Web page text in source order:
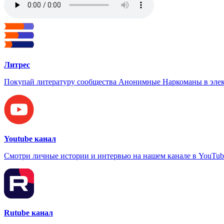
Литрес
Покупай литературу сообщества Анонимные Наркоманы в
Youtube канал
Смотри личные истории и интервью на нашем канале в
Rutube канал